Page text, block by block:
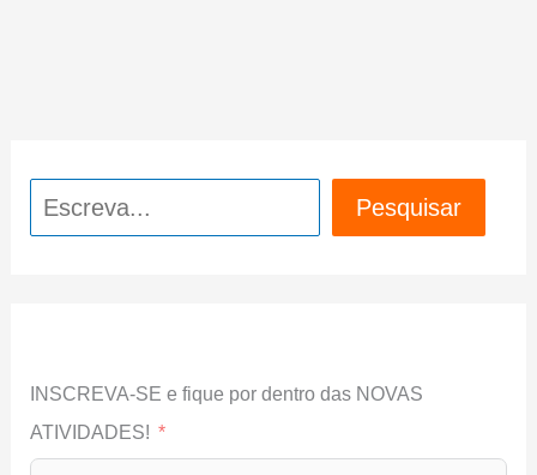
Pesquisar Pesquisar
INSCREVA-SE e fique por dentro das NOVAS
ATIVIDADES!